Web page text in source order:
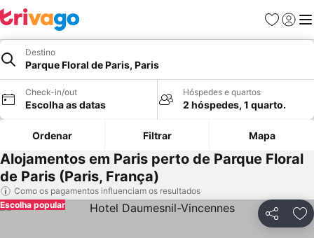
Favoritos
Iniciar
Destino
Parque Floral de Paris, Paris
Check-in/out
Escolha as datas
Hóspedes e quartos
2 hóspedes, 1 quarto.
Ordenar Filtrar Mapa
Alojamentos em Paris perto de Parque Floral
de Paris (Paris, França)
Como os pagamentos influenciam os resultados
Partilhar
Escolha popular